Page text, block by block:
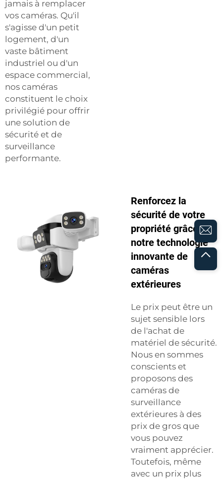
jamais à remplacer
vos caméras. Qu'il
s'agisse d'un petit
logement, d'un
vaste bâtiment
industriel ou d'un
espace commercial,
nos caméras
constituent le choix
privilégié pour offrir
une solution de
sécurité et de
surveillance
performante.
Renforcez la
sécurité de votre
propriété grâce à
notre technologie
innovante de
caméras
extérieures
Le prix peut être un
sujet sensible lors
de l'achat de
matériel de sécurité.
Nous en sommes
conscients et
proposons des
caméras de
surveillance
extérieures à des
prix de gros que
vous pouvez
vraiment apprécier.
Toutefois, même
avec un prix plus